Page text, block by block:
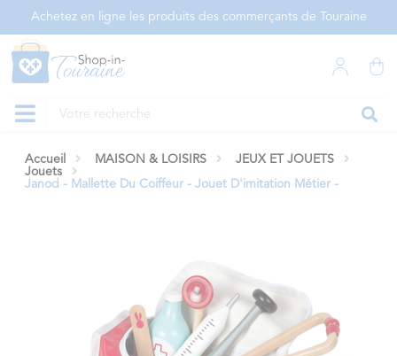
Achetez en ligne les produits des commerçants de Touraine
Accueil MAISON & LOISIRS
JEUX ET JOUETS
Jouets
Janod - Mallette Du Coiffeur - Jouet D'imitation Métier -
Panneau de gestion des cookies